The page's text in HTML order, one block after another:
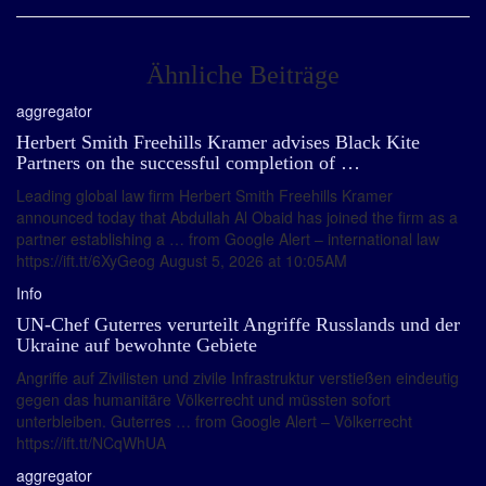
Ähnliche Beiträge
aggregator
Herbert Smith Freehills Kramer advises Black Kite
Partners on the successful completion of …
Leading global law firm Herbert Smith Freehills Kramer
announced today that Abdullah Al Obaid has joined the firm as a
partner establishing a … from Google Alert – international law
https://ift.tt/6XyGeog August 5, 2026 at 10:05AM
Info
UN-Chef Guterres verurteilt Angriffe Russlands und der
Ukraine auf bewohnte Gebiete
Angriffe auf Zivilisten und zivile Infrastruktur verstießen eindeutig
gegen das humanitäre Völkerrecht und müssten sofort
unterbleiben. Guterres … from Google Alert – Völkerrecht
https://ift.tt/NCqWhUA
aggregator